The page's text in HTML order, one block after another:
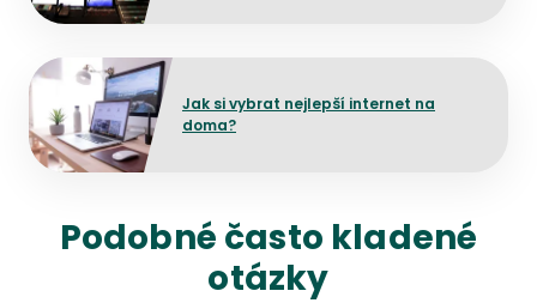
Jak si vybrat nejlepší internet na
doma?
Přejít na detail článku
Podobné často kladené
otázky